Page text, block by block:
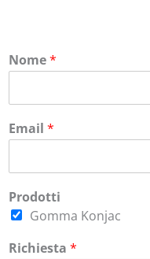
Nome*
Email *
Prodotti
Gomma Konjac
Richiesta *